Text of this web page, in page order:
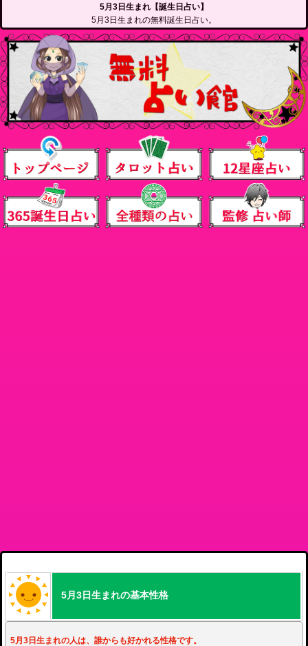
5月3日生まれ【誕生日占い】
5月3日生まれの無料誕生日占い。
5月3日生まれの基本性格
5月3日生まれの人は、誰からも好かれる性格です。